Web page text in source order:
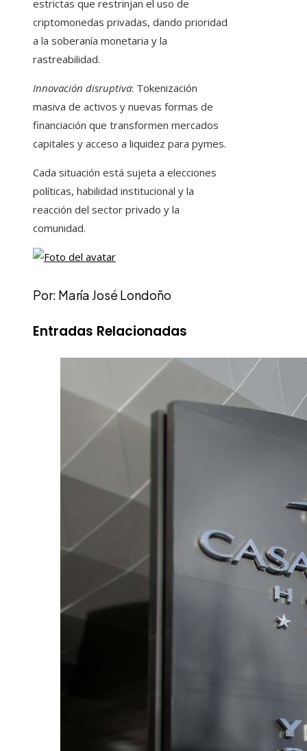
estrictas que restrinjan el uso de
criptomonedas privadas, dando prioridad
a la soberanía monetaria y la
rastreabilidad.
Innovación disruptiva: Tokenización
masiva de activos y nuevas formas de
financiación que transformen mercados
capitales y acceso a liquidez para pymes.
Cada situación está sujeta a elecciones
políticas, habilidad institucional y la
reacción del sector privado y la
comunidad.
Por: María José Londoño
Entradas Relacionadas